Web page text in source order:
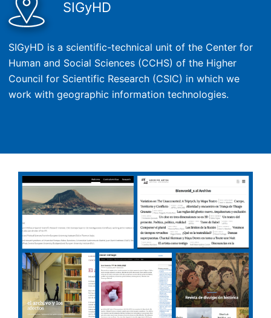
SIGyHD
SIGyHD is a scientific-technical unit of the Center for
Human and Social Sciences (CCHS) of the Higher
Council for Scientific Research (CSIC) in which we
work with geographic information technologies.